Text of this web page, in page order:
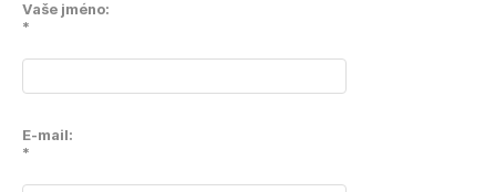
Vaše jméno:
*
E-mail:
*